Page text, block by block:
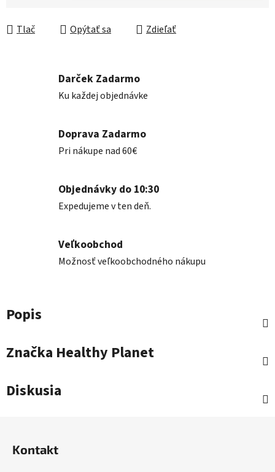
Tlač Opýtať sa Zdieľať
Darček Zadarmo
Ku každej objednávke
Doprava Zadarmo
Pri nákupe nad 60€
Objednávky do 10:30
Expedujeme v ten deň.
Veľkoobchod
Možnosť veľkoobchodného nákupu
Popis
Značka Healthy Planet
Diskusia
Kontakt